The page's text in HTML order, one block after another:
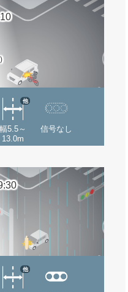
幅5.5～
13.0m
他
信号なし
他